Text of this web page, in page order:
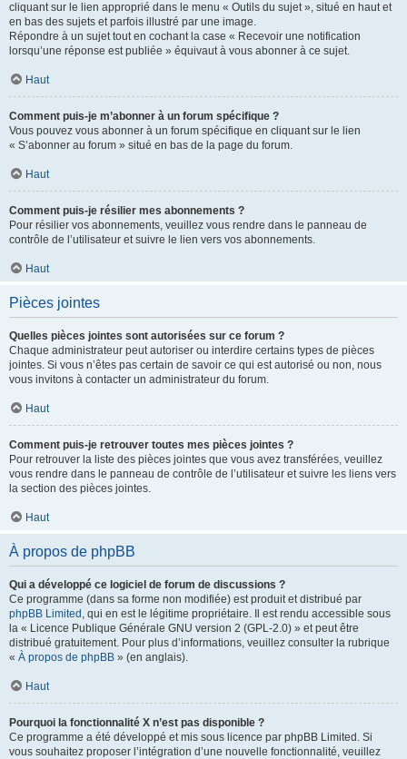
cliquant sur le lien approprié dans le menu « Outils du sujet », situé en haut et
en bas des sujets et parfois illustré par une image.
Répondre à un sujet tout en cochant la case « Recevoir une notification
lorsqu’une réponse est publiée » équivaut à vous abonner à ce sujet.
Haut
Comment puis-je m’abonner à un forum spécifique ?
Vous pouvez vous abonner à un forum spécifique en cliquant sur le lien
« S’abonner au forum » situé en bas de la page du forum.
Haut
Comment puis-je résilier mes abonnements ?
Pour résilier vos abonnements, veuillez vous rendre dans le panneau de
contrôle de l’utilisateur et suivre le lien vers vos abonnements.
Haut
Pièces jointes
Quelles pièces jointes sont autorisées sur ce forum ?
Chaque administrateur peut autoriser ou interdire certains types de pièces
jointes. Si vous n’êtes pas certain de savoir ce qui est autorisé ou non, nous
vous invitons à contacter un administrateur du forum.
Haut
Comment puis-je retrouver toutes mes pièces jointes ?
Pour retrouver la liste des pièces jointes que vous avez transférées, veuillez
vous rendre dans le panneau de contrôle de l’utilisateur et suivre les liens vers
la section des pièces jointes.
Haut
À propos de phpBB
Qui a développé ce logiciel de forum de discussions ?
Ce programme (dans sa forme non modifiée) est produit et distribué par
phpBB Limited , qui en est le légitime propriétaire. Il est rendu accessible sous
la « Licence Publique Générale GNU version 2 (GPL-2.0) » et peut être
distribué gratuitement. Pour plus d’informations, veuillez consulter la rubrique
« À propos de phpBB » (en anglais).
Haut
Pourquoi la fonctionnalité X n’est pas disponible ?
Ce programme a été développé et mis sous licence par phpBB Limited. Si
vous souhaitez proposer l’intégration d’une nouvelle fonctionnalité, veuillez